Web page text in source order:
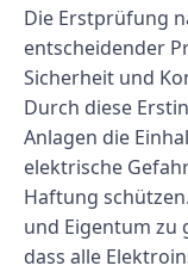
Die Erstprüfung
entscheidender
Sicherheit und
Durch diese
Anlagen die
elektrische
Haftung
und Eigentum zu
dass alle